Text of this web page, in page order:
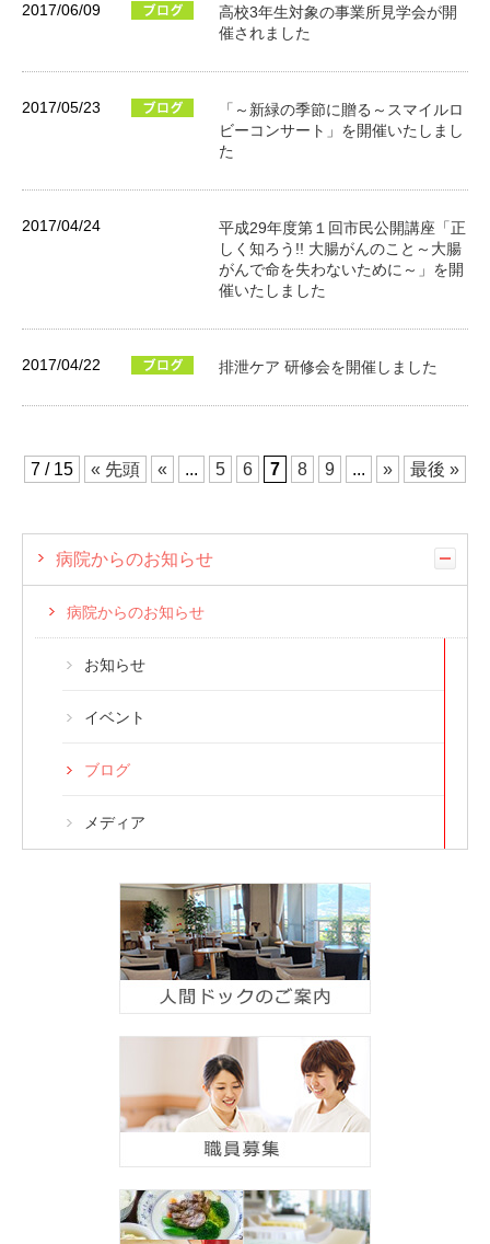
2017/06/09
高校3年生対象の事業所見学会が開
催されました
2017/05/23
「～新緑の季節に贈る～スマイルロ
ビーコンサート」を開催いたしまし
た
2017/04/24
平成29年度第１回市民公開講座「正
しく知ろう!! 大腸がんのこと～大腸
がんで命を失わないために～」を開
催いたしました
2017/04/22 排泄ケア 研修会を開催しました
7 / 15 « 先頭 « ... 5 6 7 8 9 ... » 最後 »
病院からのお知らせ
病院からのお知らせ
お知らせ
イベント
ブログ
メディア